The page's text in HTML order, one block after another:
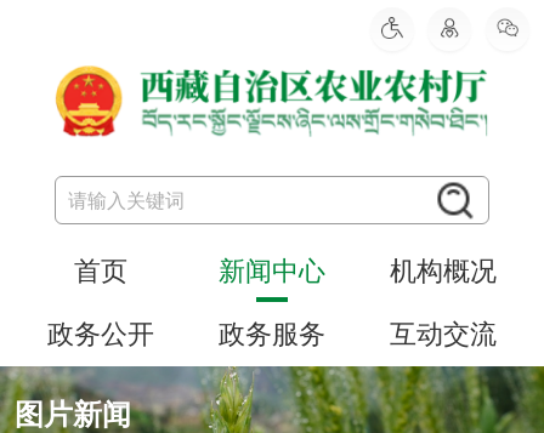
首页 新闻中心 机构概况
政务公开 政务服务 互动交流
图片新闻